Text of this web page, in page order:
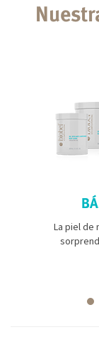
La piel de